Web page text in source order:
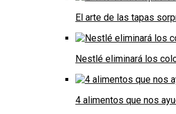
El arte de las tapas
Nestlé eliminará los
4 alimentos que nos